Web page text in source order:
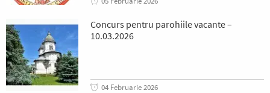
Concurs pentru parohiile vacante –
10.03.2026
04 Februarie 2026